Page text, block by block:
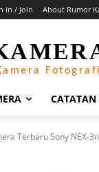
in / Join About Rumor
Terbaru Sony NEX-3n